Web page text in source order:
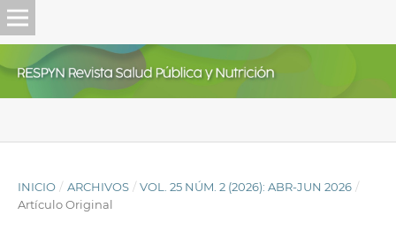
INICIO / ARCHIVOS / VOL. 25 NÚM. 2 (2026): ABR-JUN 2026 /
Artículo Original